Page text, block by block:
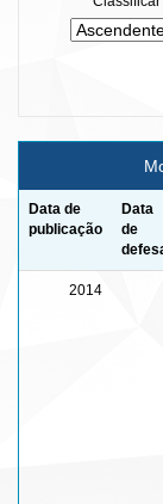
Data de
publicação
Data
de
2014